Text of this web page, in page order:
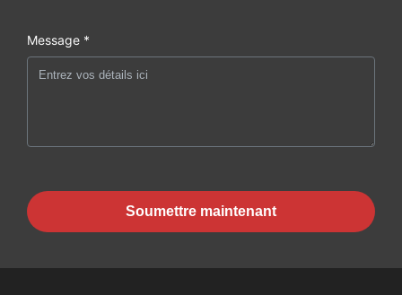
Message *
Soumettre maintenant